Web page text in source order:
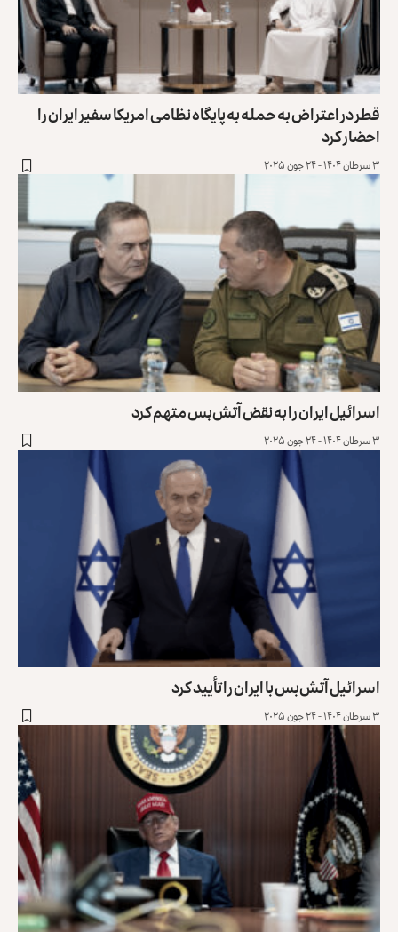
قطر در اعتراض به حمله به پایگاه نظامی امریکا سفیر ایران را
احضار کرد
۳ سرطان ۱۴۰۴ - ۲۴ جون ۲۰۲۵
اسرائیل ایران را به نقض آتش‌بس متهم کرد
۳ سرطان ۱۴۰۴ - ۲۴ جون ۲۰۲۵
اسرائیل آتش‌بس با ایران را تأیید کرد
۳ سرطان ۱۴۰۴ - ۲۴ جون ۲۰۲۵